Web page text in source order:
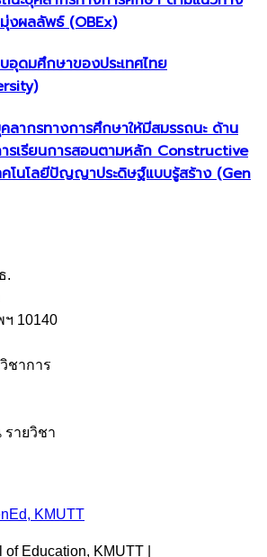
งผลลัพธ์ (OBEx)
อุดมศึกษาของประเทศไทย
ากรทางการศึกษาให้มีสมรรถนะ ด้าน
รเรียนการสอนตามหลัก Constructive
โนโลยีปัญญาประดิษฐ์แบบรู้สร้าง (Gen
.
ฯ 10140
ชาการ
รายวิชา
KMUTT
Education, KMUTT |